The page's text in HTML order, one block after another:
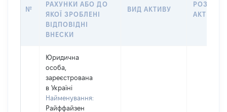
№
РАХУНКИ АБО ДО
ЯКОЇ ЗРОБЛЕНІ
ВІДПОВІДНІ
ВНЕСКИ
ВИД АКТИВУ
РОЗМІР
АКТИВУ
Юридична
особа,
зареєстрована
в Україні
Найменування:
Райффайзен